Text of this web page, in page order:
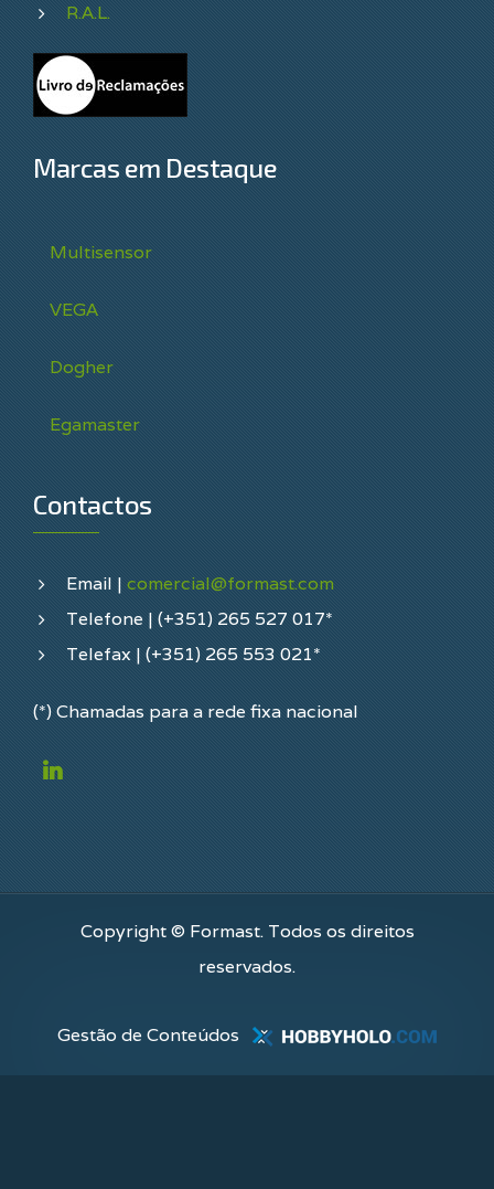
R.A.L.
Marcas em Destaque
Multisensor
VEGA
Dogher
Egamaster
Contactos
Email | comercial@formast.com
Telefone | (+351) 265 527 017*
Telefax | (+351) 265 553 021*
(*) Chamadas para a rede fixa nacional
Copyright © Formast. Todos os direitos
reservados.
Gestão de Conteúdos